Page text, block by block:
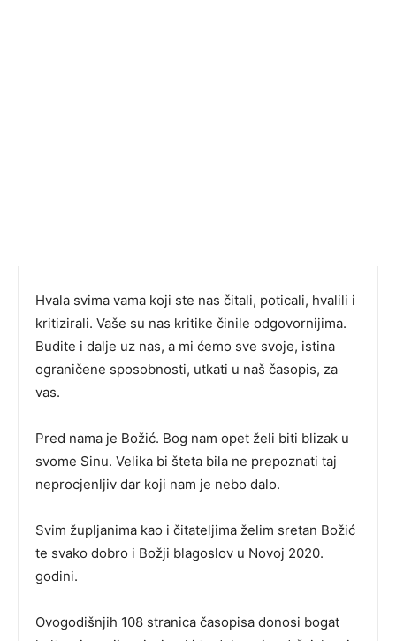
Hvala svima vama koji ste nas čitali, poticali, hvalili i
kritizirali. Vaše su nas kritike činile odgovornijima.
Budite i dalje uz nas, a mi ćemo sve svoje, istina
ograničene sposobnosti, utkati u naš časopis, za
vas.
Pred nama je Božić. Bog nam opet želi biti blizak u
svome Sinu. Velika bi šteta bila ne prepoznati taj
neprocjenljiv dar koji nam je nebo dalo.
Svim župljanima kao i čitateljima želim sretan Božić
te svako dobro i Božji blagoslov u Novoj 2020.
godini.
Ovogodišnjih 108 stranica časopisa donosi bogat